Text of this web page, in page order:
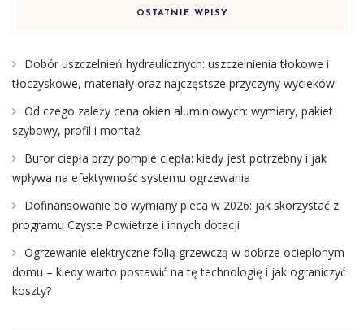
OSTATNIE WPISY
Dobór uszczelnień hydraulicznych: uszczelnienia tłokowe i
tłoczyskowe, materiały oraz najczęstsze przyczyny wycieków
Od czego zależy cena okien aluminiowych: wymiary, pakiet
szybowy, profil i montaż
Bufor ciepła przy pompie ciepła: kiedy jest potrzebny i jak
wpływa na efektywność systemu ogrzewania
Dofinansowanie do wymiany pieca w 2026: jak skorzystać z
programu Czyste Powietrze i innych dotacji
Ogrzewanie elektryczne folią grzewczą w dobrze ocieplonym
domu – kiedy warto postawić na tę technologię i jak ograniczyć
koszty?